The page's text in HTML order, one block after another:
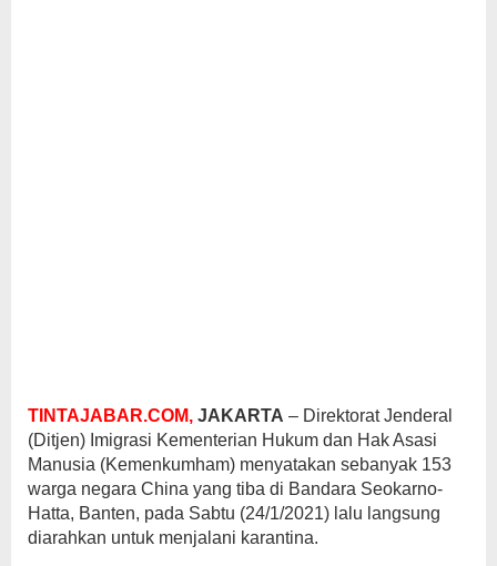
TINTAJABAR.COM, JAKARTA – Direktorat Jenderal
(Ditjen) Imigrasi Kementerian Hukum dan Hak Asasi
Manusia (Kemenkumham) menyatakan sebanyak 153
warga negara China yang tiba di Bandara Seokarno-
Hatta, Banten, pada Sabtu (24/1/2021) lalu langsung
diarahkan untuk menjalani karantina.